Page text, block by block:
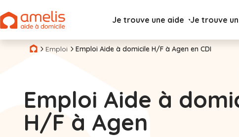
Je trouve une aide Je trouve
Emploi Emploi Aide à domicile H/F à Agen en CDI
Emploi Aide à
H/F à Agen